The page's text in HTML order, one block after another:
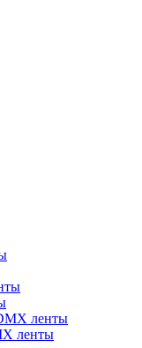
ленты